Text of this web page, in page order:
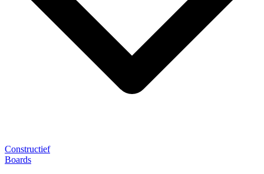
Constructief
Boards